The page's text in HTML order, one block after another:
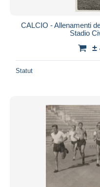
CALCIO - Allenamenti
Stadio
±
Statut